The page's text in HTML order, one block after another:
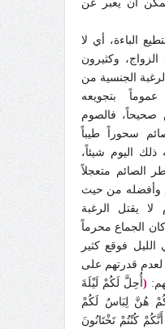
أن يعبر عن
الباءة، أي لا
وكثيرون
الجنسية من
بتجويعه
فالصوم
سحوراً طيباً
اليوم شيئاً،
الصائم متعجلاً
وأفضله من حيث
لا يقتل الرغبة
الجماع محرماً
فوقع كثير
قدرتهم على
( أُحِلَّ لَكُمْ لَيْلَةَ
هُنَّ لِبَاسٌ لَكُمْ
كُنْتُمْ تَخْتَانُونَ